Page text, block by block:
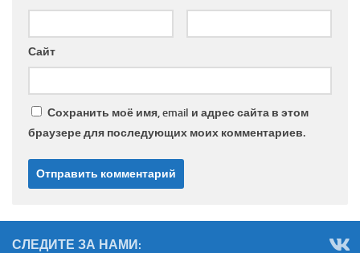
Сайт
Сохранить моё имя, email и адрес сайта в этом
браузере для последующих моих комментариев.
СЛЕДИТЕ ЗА НАМИ: